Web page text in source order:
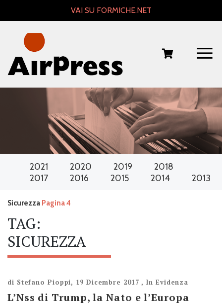
VAI SU FORMICHE.NET
2021 2020 2019
2018
2017
2016 2015 2014 2013
Sicurezza Pagina 4
TAG:
SICUREZZA
di Stefano Pioppi, 19 Dicembre 2017 ,In Evidenza
L’Nss di Trump, la Nato e l’Europa